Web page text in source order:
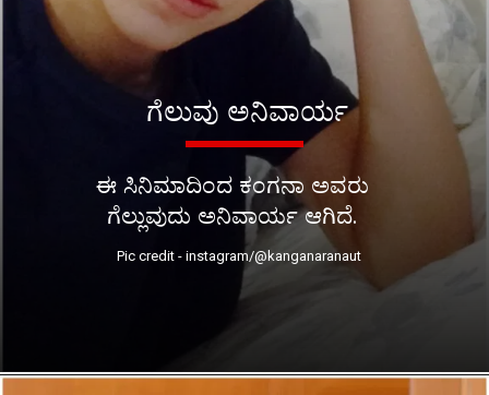
ಈ ಸಿನಿಮಾದಿಂದ ಕಂಗನಾ ಅವರು
ಗೆಲ್ಲುವುದು ಅನಿವಾರ್ಯ ಆಗಿದೆ.
ಗೆಲುವು ಅನಿವಾರ್ಯ
Pic credit - instagram/@kanganaranaut